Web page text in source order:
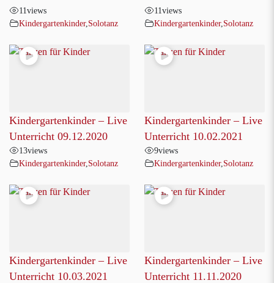
11views
Kindergartenkinder, Solotanz
11views
Kindergartenkinder, Solotanz
Kindergartenkinder – Live
Unterricht 09.12.2020
13views
Kindergartenkinder, Solotanz
Kindergartenkinder – Live
Unterricht 10.02.2021
9views
Kindergartenkinder, Solotanz
Kindergartenkinder – Live
Unterricht 10.03.2021
Kindergartenkinder – Live
Unterricht 11.11.2020